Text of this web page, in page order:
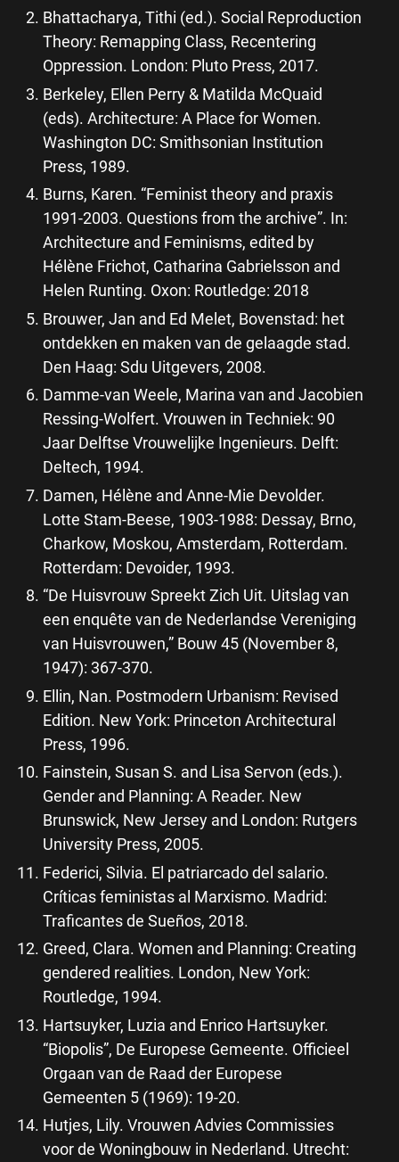
Bhattacharya, Tithi (ed.). Social Reproduction
Theory: Remapping Class, Recentering
Oppression. London: Pluto Press, 2017.
Berkeley, Ellen Perry & Matilda McQuaid
(eds). Architecture: A Place for Women.
Washington DC: Smithsonian Institution
Press, 1989.
Burns, Karen. “Feminist theory and praxis
1991-2003. Questions from the archive”. In:
Architecture and Feminisms, edited by
Hélène Frichot, Catharina Gabrielsson and
Helen Runting. Oxon: Routledge: 2018
Brouwer, Jan and Ed Melet, Bovenstad: het
ontdekken en maken van de gelaagde stad.
Den Haag: Sdu Uitgevers, 2008.
Damme-van Weele, Marina van and Jacobien
Ressing-Wolfert. Vrouwen in Techniek: 90
Jaar Delftse Vrouwelijke Ingenieurs. Delft:
Deltech, 1994.
Damen, Hélène and Anne-Mie Devolder.
Lotte Stam-Beese, 1903-1988: Dessay, Brno,
Charkow, Moskou, Amsterdam, Rotterdam.
Rotterdam: Devoider, 1993.
“De Huisvrouw Spreekt Zich Uit. Uitslag van
een enquête van de Nederlandse Vereniging
van Huisvrouwen,” Bouw 45 (November 8,
1947): 367-370.
Ellin, Nan. Postmodern Urbanism: Revised
Edition. New York: Princeton Architectural
Press, 1996.
Fainstein, Susan S. and Lisa Servon (eds.).
Gender and Planning: A Reader. New
Brunswick, New Jersey and London: Rutgers
University Press, 2005.
Federici, Silvia. El patriarcado del salario.
Críticas feministas al Marxismo. Madrid:
Traficantes de Sueños, 2018.
Greed, Clara. Women and Planning: Creating
gendered realities. London, New York:
Routledge, 1994.
Hartsuyker, Luzia and Enrico Hartsuyker.
“Biopolis”, De Europese Gemeente. Officieel
Orgaan van de Raad der Europese
Gemeenten 5 (1969): 19-20.
Hutjes, Lily. Vrouwen Advies Commissies
voor de Woningbouw in Nederland. Utrecht: